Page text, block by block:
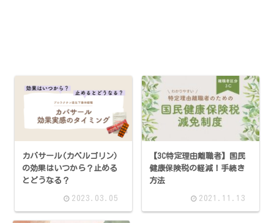
カバサール(カベルゴリン)
の効果はいつから？止める
とどうなる？
2023.03.05
【3C特定理由離職者】国民
健康保険税の軽減！手続き
方法
2021.11.13